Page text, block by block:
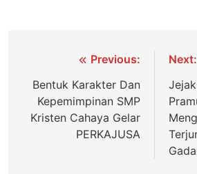
Previous:
Bentuk Karakter Dan
Kepemimpinan SMP
Kristen Cahaya Gelar
PERKAJUSA
Next: